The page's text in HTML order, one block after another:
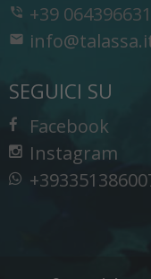
+39 064396631
SEGUICI SU
Facebook
Instagram